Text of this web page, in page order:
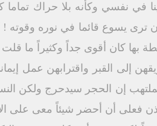
في نفسي وكأنه بلا حراك تماما
يسوع قائما في نوره وقوته
بها كان أقوى جداً وكثيراً
إلى القبر واقترابهن عمل
إن الحجر سيدحرج ولكن
جسد المخلص (مر ١٦ : ١) إذن فعلى أن أحضر